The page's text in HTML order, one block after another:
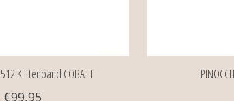
Klittenband COBALT
€99,95